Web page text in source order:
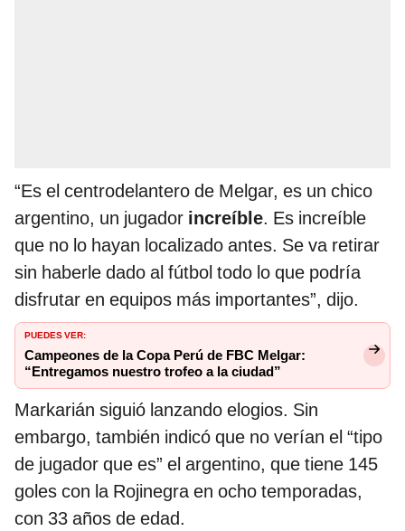
“Es el centrodelantero de Melgar, es un chico
argentino, un jugador increíble. Es increíble
que no lo hayan localizado antes. Se va retirar
sin haberle dado al fútbol todo lo que podría
disfrutar en equipos más importantes”, dijo.
PUEDES VER:
Campeones de la Copa Perú de FBC Melgar:
“Entregamos nuestro trofeo a la ciudad”
Markarián siguió lanzando elogios. Sin
embargo, también indicó que no verían el “tipo
de jugador que es” el argentino, que tiene 145
goles con la Rojinegra en ocho temporadas,
con 33 años de edad.